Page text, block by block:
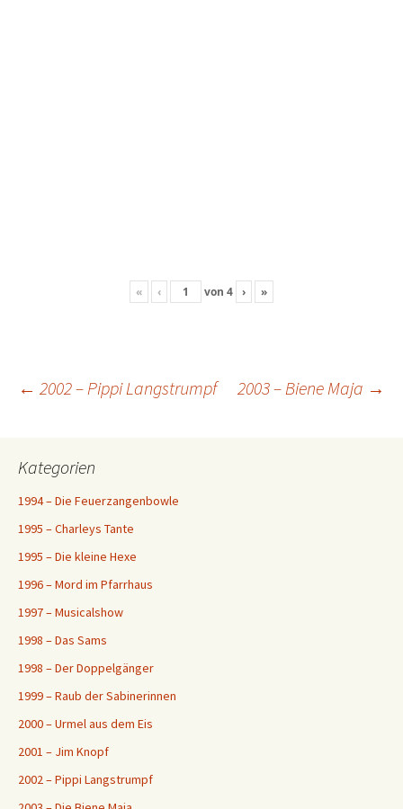
« ‹ von 4 › »
Beitragsnavigation
← 2002 – Pippi Langstrumpf 2003 – Biene Maja →
Kategorien
1994 – Die Feuerzangenbowle
1995 – Charleys Tante
1995 – Die kleine Hexe
1996 – Mord im Pfarrhaus
1997 – Musicalshow
1998 – Das Sams
1998 – Der Doppelgänger
1999 – Raub der Sabinerinnen
2000 – Urmel aus dem Eis
2001 – Jim Knopf
2002 – Pippi Langstrumpf